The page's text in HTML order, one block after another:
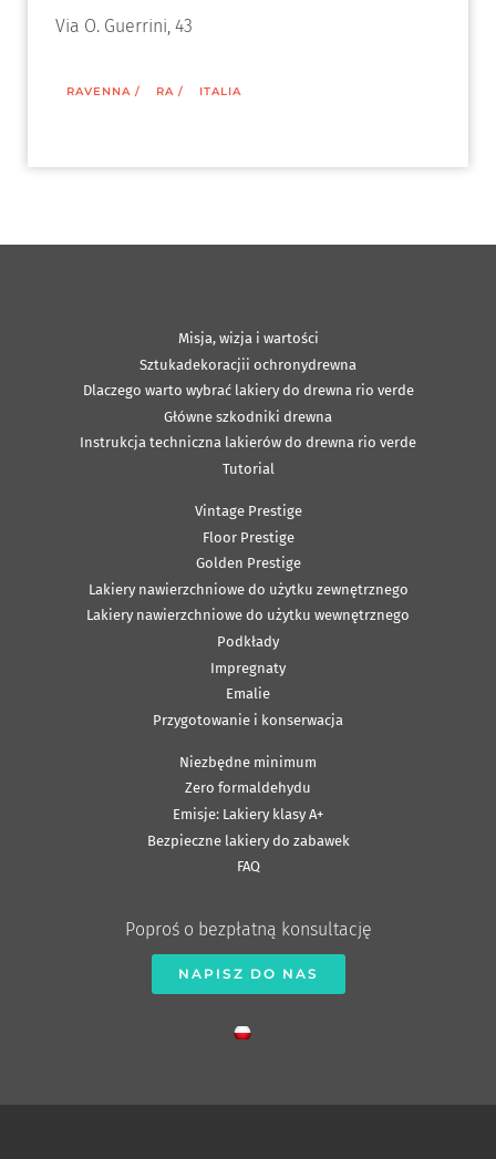
Via O. Guerrini, 43
RAVENNA / RA / ITALIA
Misja, wizja i wartości
Sztukadekoracjii ochronydrewna
Dlaczego warto wybrać lakiery do drewna rio verde
Główne szkodniki drewna
Instrukcja techniczna lakierów do drewna rio verde
Tutorial
Vintage Prestige
Floor Prestige
Golden Prestige
Lakiery nawierzchniowe do użytku zewnętrznego
Lakiery nawierzchniowe do użytku wewnętrznego
Podkłady
Impregnaty
Emalie
Przygotowanie i konserwacja
Niezbędne minimum
Zero formaldehydu
Emisje: Lakiery klasy A+
Bezpieczne lakiery do zabawek
FAQ
Poproś o bezpłatną konsultację
NAPISZ DO NAS